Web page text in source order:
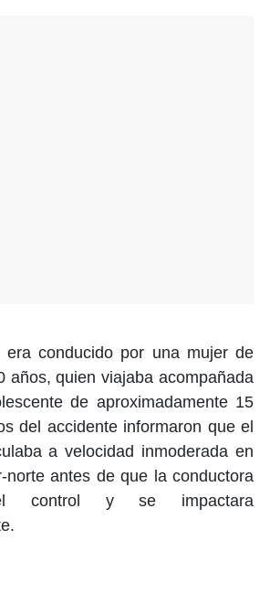
era conducido por una mujer de
años, quien viajaba acompañada
de aproximadamente 15
del accidente informaron que el
a velocidad inmoderada en
norte antes de que la conductora
control y se impactara